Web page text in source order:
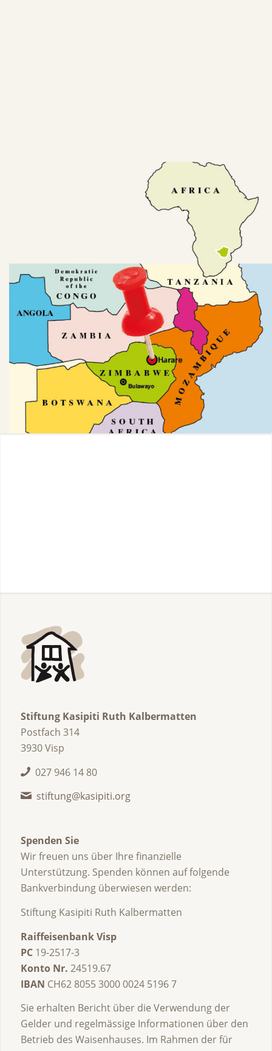
Stiftung Kasipiti Ruth Kalbermatten
Postfach 314
3930 Visp
027 946 14 80
stiftung@kasipiti.org
Spenden Sie
Wir freuen uns über Ihre finanzielle
Unterstützung. Spenden können auf folgende
Bankverbindung überwiesen werden:
Stiftung Kasipiti Ruth Kalbermatten
Raiffeisenbank Visp
PC 19-2517-3
Konto Nr. 24519.67
IBAN CH62 8055 3000 0024 5196 7
Sie erhalten Bericht über die Verwendung der
Gelder und regelmässige Informationen über den
Betrieb des Waisenhauses. Im Rahmen der für